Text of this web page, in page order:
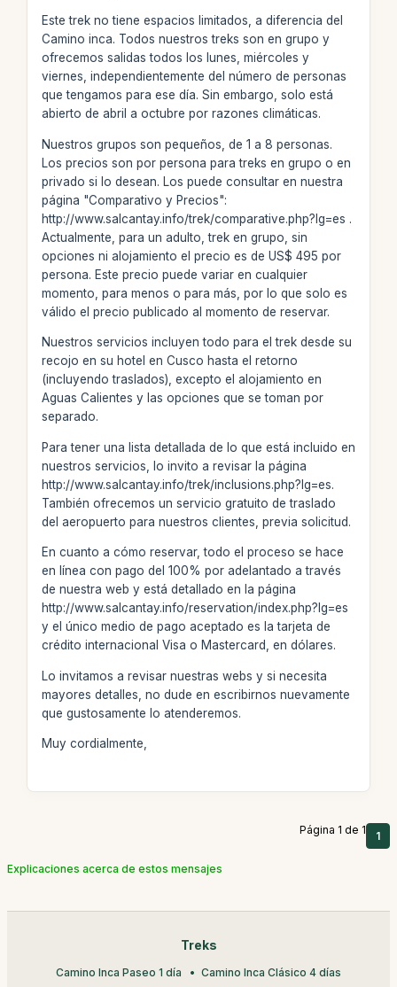
Este trek no tiene espacios limitados, a diferencia del
Camino inca. Todos nuestros treks son en grupo y
ofrecemos salidas todos los lunes, miércoles y
viernes, independientemente del número de personas
que tengamos para ese día. Sin embargo, solo está
abierto de abril a octubre por razones climáticas.
Nuestros grupos son pequeños, de 1 a 8 personas.
Los precios son por persona para treks en grupo o en
privado si lo desean. Los puede consultar en nuestra
página "Comparativo y Precios":
http://www.salcantay.info/trek/comparative.php?lg=es .
Actualmente, para un adulto, trek en grupo, sin
opciones ni alojamiento el precio es de US$ 495 por
persona. Este precio puede variar en cualquier
momento, para menos o para más, por lo que solo es
válido el precio publicado al momento de reservar.
Nuestros servicios incluyen todo para el trek desde su
recojo en su hotel en Cusco hasta el retorno
(incluyendo traslados), excepto el alojamiento en
Aguas Calientes y las opciones que se toman por
separado.
Para tener una lista detallada de lo que está incluido en
nuestros servicios, lo invito a revisar la página
http://www.salcantay.info/trek/inclusions.php?lg=es.
También ofrecemos un servicio gratuito de traslado
del aeropuerto para nuestros clientes, previa solicitud.
En cuanto a cómo reservar, todo el proceso se hace
en línea con pago del 100% por adelantado a través
de nuestra web y está detallado en la página
http://www.salcantay.info/reservation/index.php?lg=es
y el único medio de pago aceptado es la tarjeta de
crédito internacional Visa o Mastercard, en dólares.
Lo invitamos a revisar nuestras webs y si necesita
mayores detalles, no dude en escribirnos nuevamente
que gustosamente lo atenderemos.
Muy cordialmente,
Página 1 de 1 1
Explicaciones acerca de estos mensajes
Treks
Camino Inca Paseo 1 día
Camino Inca Clásico 4 días